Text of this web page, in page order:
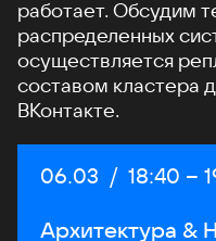
работает. Обсудим
распределенных
осуществляется
составом кластера
ВКонтакте.
Дата:
06.03 / Начало:
18:40 –
Архитектура &